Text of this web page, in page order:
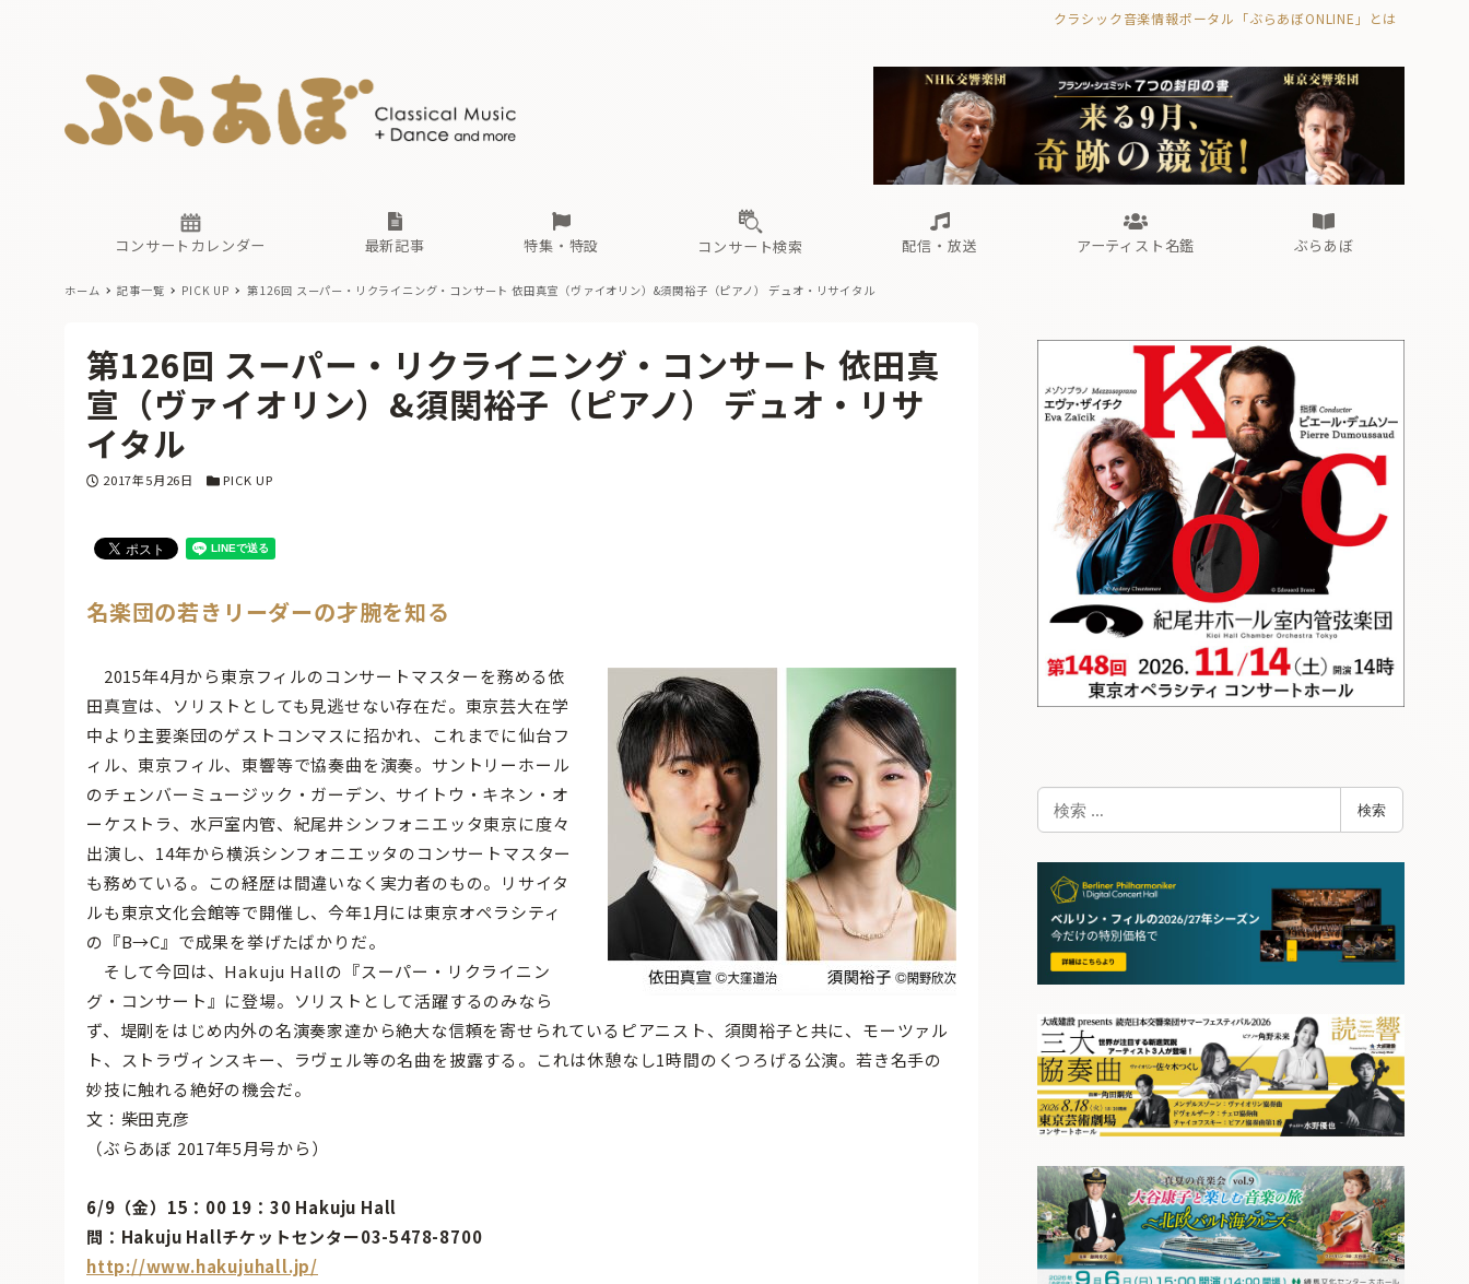
クラシック音楽情報ポータル「ぶらあぼONLINE」とは
コンサートカレンダー 最新記事
古楽とその先と オーケストラの楽屋から 海の向こうの音楽家 Aからの眺望 ぶらあぼブラス！
フォルテピアノ・オデッセイ
過去の連載
特集・特設
現場のプロが推す！間違いないオーケストラコンサート
過去の特集
コンサート検索 配信・放送
無料ライブ配信スケジュール 有料ライブ配信スケジュール
アーティスト名鑑
あ か さ た な ま や ら わ
ぶらあぼ
古楽とその先と Aからの眺望 ぶらあぼブラス！
フォルテピアノ・オデッセイ
無料ライブ配信スケジュール
あ か さ
ホーム 記事一覧 PICK UP 第126回 スーパー・リクライニング・コンサート 依田真宣（ヴァイオリン）&須関裕子（ピアノ） デュオ・リサイタル
第126回 スーパー・リクライニング・コンサート 依田真
宣（ヴァイオリン）&須関裕子（ピアノ） デュオ・リサ
イタル
投稿日
2017年5月26日 カテゴリー
PICK UP
名楽団の若きリーダーの才腕を知る
2015年4月から東京フィルのコンサートマスターを務める依
田真宣は、ソリストとしても見逃せない存在だ。東京芸大在学
中より主要楽団のゲストコンマスに招かれ、これまでに仙台フ
ィル、東京フィル、東響等で協奏曲を演奏。サントリーホール
のチェンバーミュージック・ガーデン、サイトウ・キネン・オ
ーケストラ、水戸室内管、紀尾井シンフォニエッタ東京に度々
出演し、14年から横浜シンフォニエッタのコンサートマスター
も務めている。この経歴は間違いなく実力者のもの。リサイタ
ルも東京文化会館等で開催し、今年1月には東京オペラシティ
の『B→C』で成果を挙げたばかりだ。
そして今回は、Hakuju Hallの『スーパー・リクライニン
グ・コンサート』に登場。ソリストとして活躍するのみなら
ず、堤剛をはじめ内外の名演奏家達から絶大な信頼を寄せられているピアニスト、須関裕子と共に、モーツァル
ト、ストラヴィンスキー、ラヴェル等の名曲を披露する。これは休憩なし1時間のくつろげる公演。若き名手の
妙技に触れる絶好の機会だ。
文：柴田克彦
（ぶらあぼ 2017年5月号から）
6/9（金）15：00 19：30 Hakuju Hall
問：Hakuju Hallチケットセンター03-5478-8700
http://www.hakujuhall.jp/
検
索
検索